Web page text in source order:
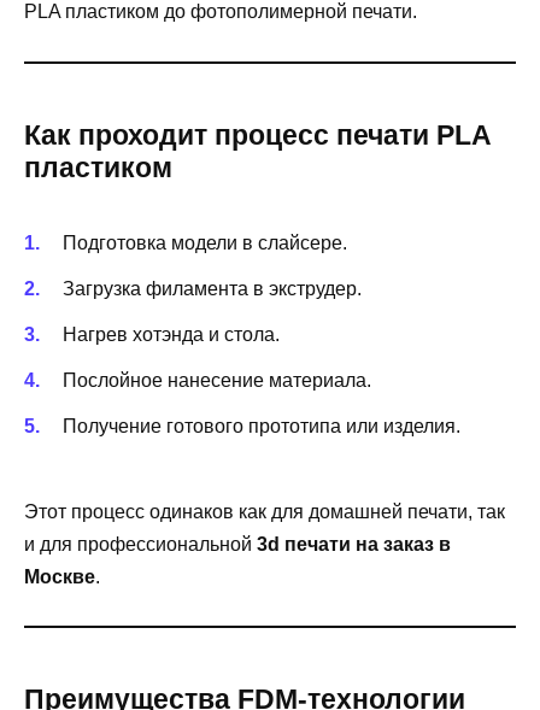
PLA пластиком до фотополимерной печати.
Как проходит процесс печати PLA
пластиком
Подготовка модели в слайсере.
Загрузка филамента в экструдер.
Нагрев хотэнда и стола.
Послойное нанесение материала.
Получение готового прототипа или изделия.
Этот процесс одинаков как для домашней печати, так
и для профессиональной 3d печати на заказ в
Москве.
Преимущества FDM-технологии